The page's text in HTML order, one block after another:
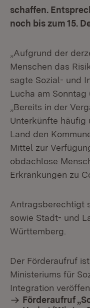
schaffen.
noch bis zum 15.
„Aufgrund der
Menschen das
sagte Sozial- und
Lucha am Sonntag
„Bereits in der
Unterkünfte
Land den
Mittel zur
obdachlose
Erkrankungen zu
Antragsberechtigt
sowie Stadt- und
Württemberg.
Der Förderaufruf
Ministeriums für
Integration
Förderaufruf